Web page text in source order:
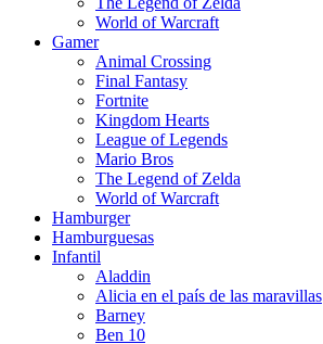
World of Warcraft
Gamer
Animal Crossing
Final Fantasy
Fortnite
Kingdom Hearts
League of Legends
Mario Bros
The Legend of Zelda
World of Warcraft
Hamburger
Hamburguesas
Infantil
Aladdin
Alicia en el país de las maravillas
Barney
Ben 10